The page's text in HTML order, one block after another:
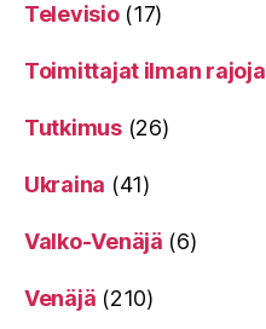
Televisio(17)
Toimittajat ilman rajoja
Tutkimus(26)
Ukraina (41)
Valko-Venäjä (6)
Venäjä (210)